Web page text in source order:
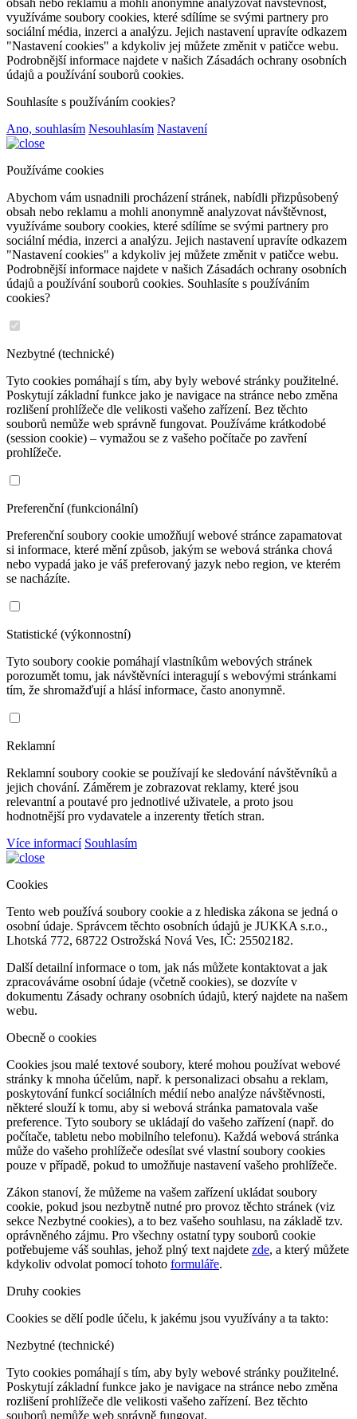
využíváme soubory cookies, které sdílíme se svými partnery pro
sociální média, inzerci a analýzu. Jejich nastavení upravíte odkazem
"Nastavení cookies" a kdykoliv jej můžete změnit v patičce webu.
Podrobnější informace najdete v našich Zásadách ochrany osobních
údajů a používání souborů cookies.
Souhlasíte s používáním cookies?
Ano, souhlasím Nesouhlasím Nastavení
Používáme cookies
Abychom vám usnadnili procházení stránek, nabídli přizpůsobený
obsah nebo reklamu a mohli anonymně analyzovat návštěvnost,
využíváme soubory cookies, které sdílíme se svými partnery pro
sociální média, inzerci a analýzu. Jejich nastavení upravíte odkazem
"Nastavení cookies" a kdykoliv jej můžete změnit v patičce webu.
Podrobnější informace najdete v našich Zásadách ochrany osobních
údajů a používání souborů cookies. Souhlasíte s používáním
cookies?
Nezbytné (technické)
Tyto cookies pomáhají s tím, aby byly webové stránky použitelné.
Poskytují základní funkce jako je navigace na stránce nebo změna
rozlišení prohlížeče dle velikosti vašeho zařízení. Bez těchto
souborů nemůže web správně fungovat. Používáme krátkodobé
(session cookie) – vymažou se z vašeho počítače po zavření
prohlížeče.
Preferenční (funkcionální)
Preferenční soubory cookie umožňují webové stránce zapamatovat
si informace, které mění způsob, jakým se webová stránka chová
nebo vypadá jako je váš preferovaný jazyk nebo region, ve kterém
se nacházíte.
Statistické (výkonnostní)
Tyto soubory cookie pomáhají vlastníkům webových stránek
porozumět tomu, jak návštěvníci interagují s webovými stránkami
tím, že shromažďují a hlásí informace, často anonymně.
Reklamní
Reklamní soubory cookie se používají ke sledování návštěvníků a
jejich chování. Záměrem je zobrazovat reklamy, které jsou
relevantní a poutavé pro jednotlivé uživatele, a proto jsou
hodnotnější pro vydavatele a inzerenty třetích stran.
Více informací Souhlasím
Cookies
Tento web používá soubory cookie a z hlediska zákona se jedná o
osobní údaje. Správcem těchto osobních údajů je JUKKA s.r.o.,
Lhotská 772, 68722 Ostrožská Nová Ves, IČ: 25502182.
Další detailní informace o tom, jak nás můžete kontaktovat a jak
zpracováváme osobní údaje (včetně cookies), se dozvíte v
dokumentu Zásady ochrany osobních údajů, který najdete na našem
webu.
Obecně o cookies
Cookies jsou malé textové soubory, které mohou používat webové
stránky k mnoha účelům, např. k personalizaci obsahu a reklam,
poskytování funkcí sociálních médií nebo analýze návštěvnosti,
některé slouží k tomu, aby si webová stránka pamatovala vaše
preference. Tyto soubory se ukládají do vašeho zařízení (např. do
počítače, tabletu nebo mobilního telefonu). Každá webová stránka
může do vašeho prohlížeče odesílat své vlastní soubory cookies
pouze v případě, pokud to umožňuje nastavení vašeho prohlížeče.
Zákon stanoví, že můžeme na vašem zařízení ukládat soubory
cookie, pokud jsou nezbytně nutné pro provoz těchto stránek (viz
sekce Nezbytné cookies), a to bez vašeho souhlasu, na základě tzv.
oprávněného zájmu. Pro všechny ostatní typy souborů cookie
potřebujeme váš souhlas, jehož plný text najdete zde, a který můžete
kdykoliv odvolat pomocí tohoto formuláře.
Druhy cookies
Cookies se dělí podle účelu, k jakému jsou využívány a ta takto:
Nezbytné (technické)
Tyto cookies pomáhají s tím, aby byly webové stránky použitelné.
Poskytují základní funkce jako je navigace na stránce nebo změna
rozlišení prohlížeče dle velikosti vašeho zařízení. Bez těchto
souborů nemůže web správně fungovat.